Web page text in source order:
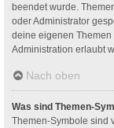
beendet wurde.
oder Administrator
deine eigenen
Administration erlaubt
Nach oben
Was sind Themen-
Themen-Symbole sind